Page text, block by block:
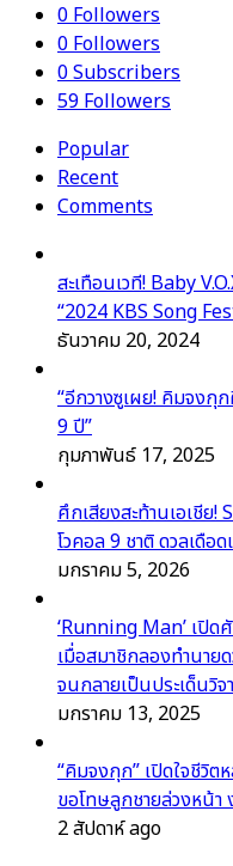
0Followers
0Followers
0Subscribers
59Followers
Popular
Recent
Comments
สะเทือนเวที! Baby
“2024 KBS Song
ธันวาคม 20, 2024
“อีกวางซูเผย! คิมจงกุ
9 ปี”
กุมภาพันธ์ 17, 2025
ศึกเสียงสะท้านเอเชีย!
โวคอล 9 ชาติ ดวลเดือ
มกราคม 5, 2026
‘Running Man’ เปิด
เมื่อสมาชิกลองทำนาย
จนกลายเป็นประเด็นวิ
มกราคม 13, 2025
“คิมจงกุก” เปิดใจชีวิ
ขอโทษลูกชายล่วงหน้า
2 สัปดาห์ ago